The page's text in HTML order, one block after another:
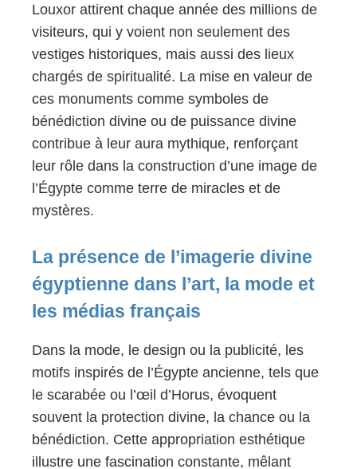
Louxor attirent chaque année des millions de
visiteurs, qui y voient non seulement des
vestiges historiques, mais aussi des lieux
chargés de spiritualité. La mise en valeur de
ces monuments comme symboles de
bénédiction divine ou de puissance divine
contribue à leur aura mythique, renforçant
leur rôle dans la construction d’une image de
l’Égypte comme terre de miracles et de
mystères.
La présence de l’imagerie divine
égyptienne dans l’art, la mode et
les médias français
Dans la mode, le design ou la publicité, les
motifs inspirés de l’Égypte ancienne, tels que
le scarabée ou l’œil d’Horus, évoquent
souvent la protection divine, la chance ou la
bénédiction. Cette appropriation esthétique
illustre une fascination constante, mêlant